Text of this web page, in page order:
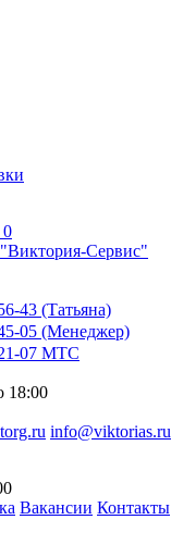
0
43 (Татьяна)
05 (Менеджер)
07 МТС
18:00
info@viktorias.ru
Вакансии Контакты